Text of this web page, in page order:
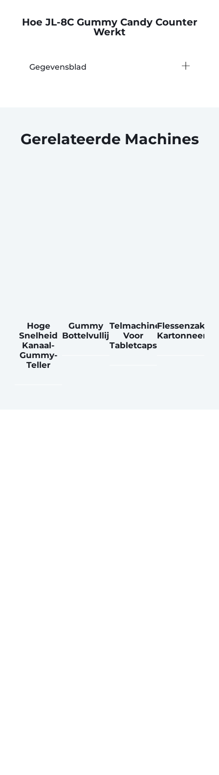
Hoe JL-8C Gummy Candy Counter
Werkt
Gegevensblad
Gerelateerde Machines
Hoge
Snelheid
Kanaal-
Gummy-
Teller
Gummy
Bottelvullijn
Telmachine
Voor
Tabletcapsules
Flessenzakje